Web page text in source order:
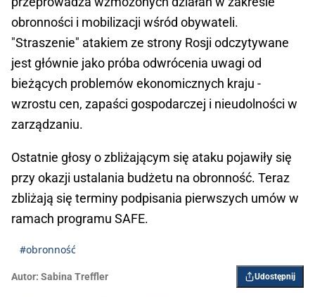
obronności i mobilizacji wśród obywateli.
"Straszenie" atakiem ze strony Rosji odczytywane
jest głównie jako próba odwrócenia uwagi od
bieżących problemów ekonomicznych kraju -
wzrostu cen, zapaści gospodarczej i nieudolności w
zarządzaniu.
Ostatnie głosy o zbliżającym się ataku pojawiły się
przy okazji ustalania budżetu na obronność. Teraz
zbliżają się terminy podpisania pierwszych umów w
ramach programu SAFE.
#obronność
Autor: Sabina Treffler Udostępnij